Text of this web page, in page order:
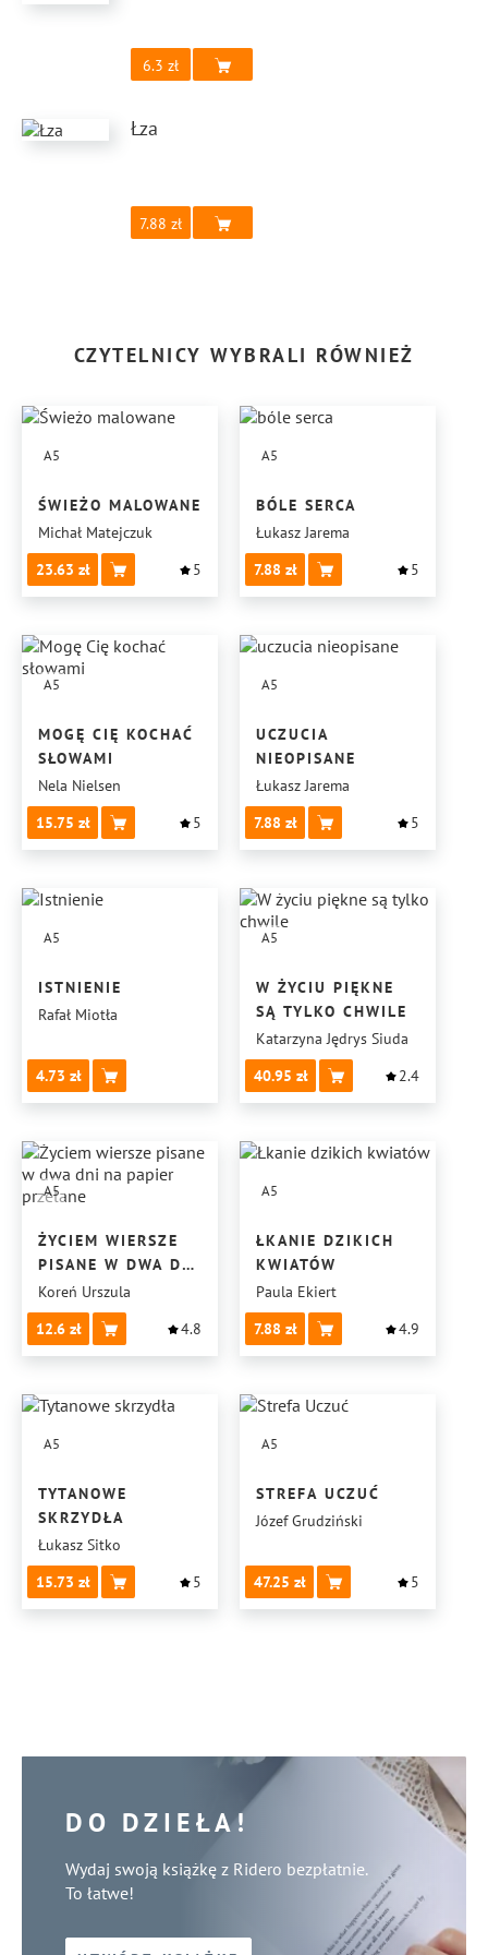
6.3
Łza
7.88
CZYTELNICY WYBRALI RÓWNIEŻ
A5
ŚWIEŻO MALOWANE
Michał Matejczuk
23.63
5
A5
BÓLE SERCA
Łukasz Jarema
7.88
5
A5
MOGĘ CIĘ KOCHAĆ
SŁOWAMI
Nela Nielsen
15.75
5
A5
UCZUCIA
NIEOPISANE
Łukasz Jarema
7.88
5
A5
ISTNIENIE
Rafał Miotła
4.73
A5
W ŻYCIU PIĘKNE
SĄ TYLKO CHWILE
Katarzyna Jędrys Siuda
40.95
2.4
A5
ŻYCIEM WIERSZE
PISANE W DWA DNI
NA PAPIER
PRZELANE
Koreń Urszula
12.6
4.8
A5
ŁKANIE DZIKICH
KWIATÓW
Paula Ekiert
7.88
4.9
A5
TYTANOWE
SKRZYDŁA
Łukasz Sitko
15.73
5
A5
STREFA UCZUĆ
Józef Grudziński
47.25 5
DO DZIEŁA!
Wydaj swoją książkę z Ridero bezpłatnie.
To łatwe!